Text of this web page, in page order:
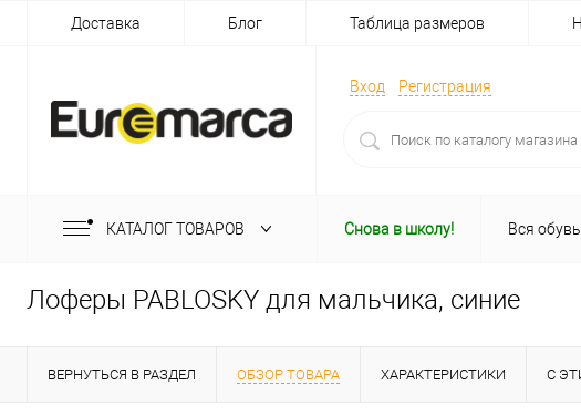
Доставка Блог Таблица размеров
Вход Регистрация
КАТАЛОГ ТОВАРОВ Снова в школу! Вся обувь
Лоферы PABLOSKY для мальчика, синие
ВЕРНУТЬСЯ В РАЗДЕЛ ОБЗОР ТОВАРА ХАРАКТЕРИСТИКИ С